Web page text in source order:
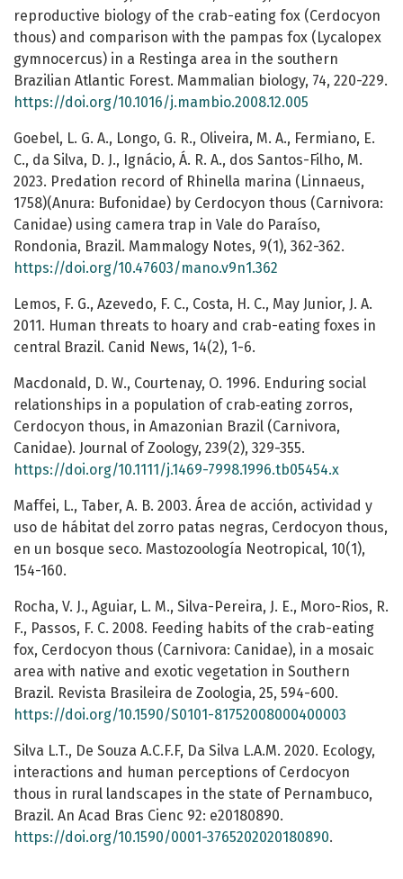
reproductive biology of the crab-eating fox (Cerdocyon
thous) and comparison with the pampas fox (Lycalopex
gymnocercus) in a Restinga area in the southern
Brazilian Atlantic Forest. Mammalian biology, 74, 220-229.
https://doi.org/10.1016/j.mambio.2008.12.005
Goebel, L. G. A., Longo, G. R., Oliveira, M. A., Fermiano, E.
C., da Silva, D. J., Ignácio, Á. R. A., dos Santos-Filho, M.
2023. Predation record of Rhinella marina (Linnaeus,
1758)(Anura: Bufonidae) by Cerdocyon thous (Carnivora:
Canidae) using camera trap in Vale do Paraíso,
Rondonia, Brazil. Mammalogy Notes, 9(1), 362-362.
https://doi.org/10.47603/mano.v9n1.362
Lemos, F. G., Azevedo, F. C., Costa, H. C., May Junior, J. A.
2011. Human threats to hoary and crab-eating foxes in
central Brazil. Canid News, 14(2), 1-6.
Macdonald, D. W., Courtenay, O. 1996. Enduring social
relationships in a population of crab‐eating zorros,
Cerdocyon thous, in Amazonian Brazil (Carnivora,
Canidae). Journal of Zoology, 239(2), 329-355.
https://doi.org/10.1111/j.1469-7998.1996.tb05454.x
Maffei, L., Taber, A. B. 2003. Área de acción, actividad y
uso de hábitat del zorro patas negras, Cerdocyon thous,
en un bosque seco. Mastozoología Neotropical, 10(1),
154-160.
Rocha, V. J., Aguiar, L. M., Silva-Pereira, J. E., Moro-Rios, R.
F., Passos, F. C. 2008. Feeding habits of the crab-eating
fox, Cerdocyon thous (Carnivora: Canidae), in a mosaic
area with native and exotic vegetation in Southern
Brazil. Revista Brasileira de Zoologia, 25, 594-600.
https://doi.org/10.1590/S0101-81752008000400003
Silva L.T., De Souza A.C.F.F, Da Silva L.A.M. 2020. Ecology,
interactions and human perceptions of Cerdocyon
thous in rural landscapes in the state of Pernambuco,
Brazil. An Acad Bras Cienc 92: e20180890.
https://doi.org/10.1590/0001-3765202020180890.